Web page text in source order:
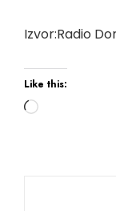
Izvor:Radio
Like this:
Loading…